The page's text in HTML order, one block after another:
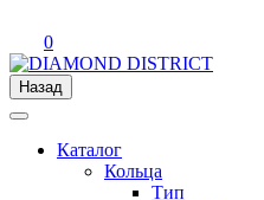
0
Назад
Каталог
Кольца
Тип